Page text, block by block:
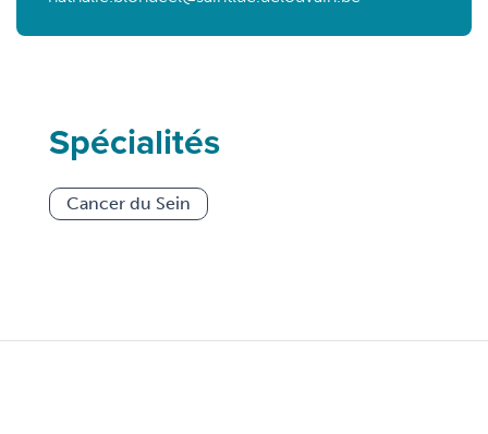
Spécialités
Cancer du Sein